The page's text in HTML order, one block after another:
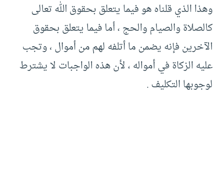
وهذا الذي قلناه هو فيما يتعلق بحقوق الله تعالى
كالصلاة والصيام والحج ، أما فيما يتعلق بحقوق
الآخرين فإنه يضمن ما أتلفه لهم من أموال ، وتجب
عليه الزكاة في أمواله ، لأن هذه الواجبات لا يشترط
لوجوبها التكليف .